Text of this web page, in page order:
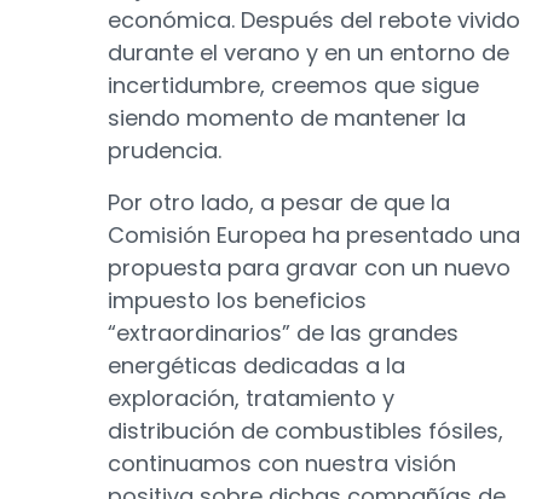
económica. Después del rebote vivido
durante el verano y en un entorno de
incertidumbre, creemos que sigue
siendo momento de mantener la
prudencia.
Por otro lado, a pesar de que la
Comisión Europea ha presentado una
propuesta para gravar con un nuevo
impuesto los beneficios
“extraordinarios” de las grandes
energéticas dedicadas a la
exploración, tratamiento y
distribución de combustibles fósiles,
continuamos con nuestra visión